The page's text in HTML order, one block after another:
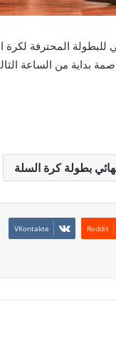
النهائي للبطولة المحترفة
بداية من الساعة
بطولة كرة السلة